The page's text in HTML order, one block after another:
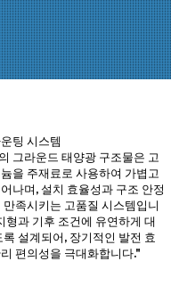
팅 시스템
그라운드 태양광 구조물은 고
을 주재료로 사용하여 가볍고
나며, 설치 효율성과 구조 안정
만족시키는 고품질 시스템입니
형과 기후 조건에 유연하게 대
록 설계되어, 장기적인 발전 효
편의성을 극대화합니다."